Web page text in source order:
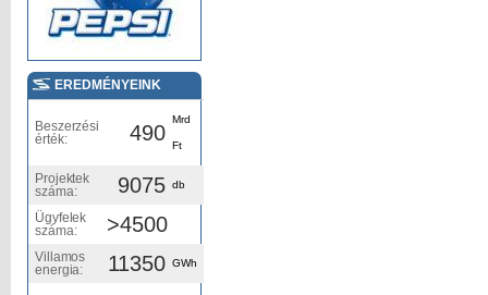
EREDMÉNYEINK
Beszerzési
érték:
490
Mrd
Ft
Projektek
száma:
9075 db
Ügyfelek
száma:
>4500
Villamos
energia:
11350 GWh